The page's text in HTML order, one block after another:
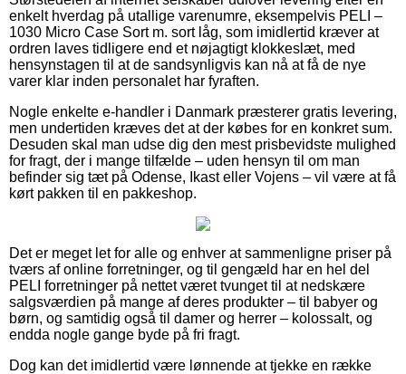
enkelt hverdag på utallige varenumre, eksempelvis PELI –
1030 Micro Case Sort m. sort låg, som imidlertid kræver at
ordren laves tidligere end et nøjagtigt klokkeslæt, med
hensynstagen til at de sandsynligvis kan nå at få de nye
varer klar inden personalet har fyraften.
Nogle enkelte e-handler i Danmark præsterer gratis levering,
men undertiden kræves det at der købes for en konkret sum.
Desuden skal man udse dig den mest prisbevidste mulighed
for fragt, der i mange tilfælde – uden hensyn til om man
befinder sig tæt på Odense, Ikast eller Vojens – vil være at få
kørt pakken til en pakkeshop.
Det er meget let for alle og enhver at sammenligne priser på
tværs af online forretninger, og til gengæld har en hel del
PELI forretninger på nettet været tvunget til at nedskære
salgsværdien på mange af deres produkter – til babyer og
børn, og samtidig også til damer og herrer – kolossalt, og
endda nogle gange byde på fri fragt.
Dog kan det imidlertid være lønnende at tjekke en række